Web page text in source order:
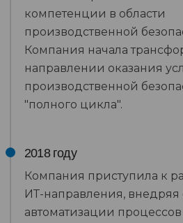
компетенции в области
производственной
Компания начала
направлении оказания
производственной
"полного цикла".
2018 году
Компания приступила к
ИТ-направления, внедряя
автоматизации